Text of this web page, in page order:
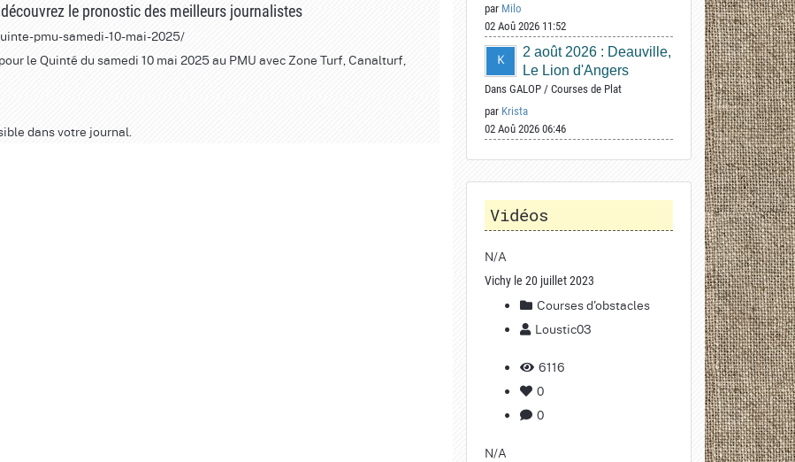
le pronostic des meilleurs journalistes
pmu-samedi-10-mai-2025/
le Quinté du samedi 10 mai 2025 au PMU avec Zone Turf, Canalturf,
dans votre journal.
par Milo
02 Aoû 2026 11:52
2 août 2026 : Deauville,
Le Lion d'Angers
Dans GALOP / Courses de Plat
par Krista
02 Aoû 2026 06:46
Vidéos
N/A
Vichy le 20 juillet 2023
Courses d'obstacles
Loustic03
6116
0
0
N/A